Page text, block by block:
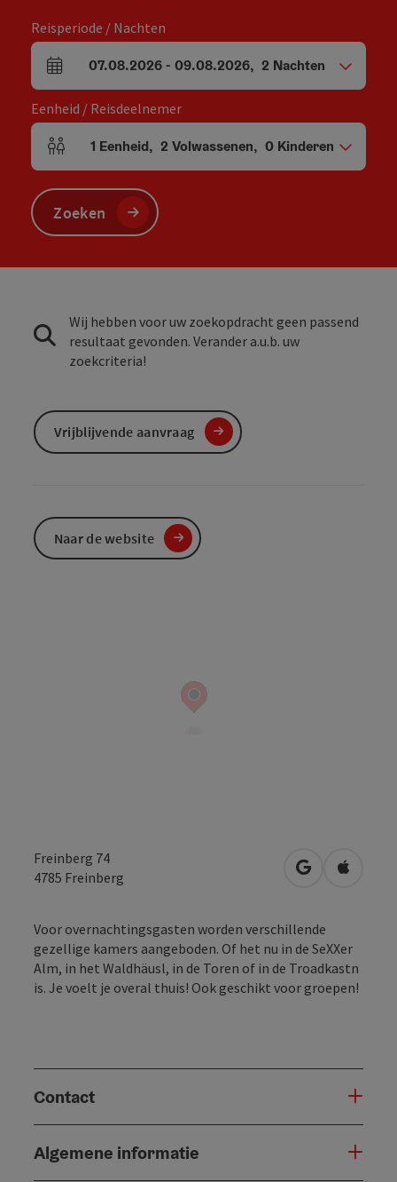
Freinberg 74
4785 Freinberg Openen in
Voor overnachtingsgasten worden verschillende
gezellige kamers aangeboden. Of het nu in de SeXXer
Alm, in het Waldhäusl, in de Toren of in de Troadkastn
is. Je voelt je overal thuis! Ook geschikt voor groepen!
Contact
Algemene informatie
Reisperiode / Nachten
Velden voor aankomst en vertrek
07.08.2026- 09.08.2026, 2 Nachten
Eenheid / Reisdeelnemer
Aantal eenheden en persoonsvelden
1 Eenheid, 2 Volwassenen, 0 Kinderen
Zoeken
Wij hebben voor uw zoekopdracht geen passend
resultaat gevonden. Verander a.u.b. uw
zoekcriteria!
Vrijblijvende aanvraag
Naar de website